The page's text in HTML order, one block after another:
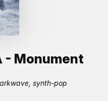
- Monument
synth-pop